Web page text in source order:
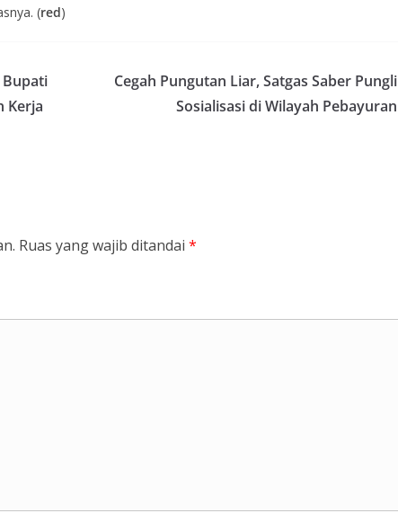
(red)
Bupati
Kerja
Cegah Pungutan Liar, Satgas Saber Pungli
Sosialisasi di Wilayah Pebayuran
Ruas yang wajib ditandai *